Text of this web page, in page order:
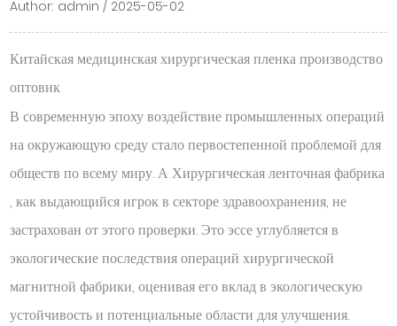
Author: admin / 2025-05-02
Китайская медицинская хирургическая пленка производство
оптовик
В современную эпоху воздействие промышленных операций
на окружающую среду стало первостепенной проблемой для
обществ по всему миру. АХирургическая ленточная фабрика
, как выдающийся игрок в секторе здравоохранения, не
застрахован от этого проверки. Это эссе углубляется в
экологические последствия операций хирургической
магнитной фабрики, оценивая его вклад в экологическую
устойчивость и потенциальные области для улучшения.